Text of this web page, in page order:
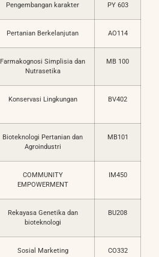
Pengembangan karakter PY 603
Pertanian Berkelanjutan AO114
Farmakognosi Simplisia dan
Nutrasetika
MB 100
Konservasi Lingkungan BV402
Bioteknologi Pertanian dan
Agroindustri
MB101
COMMUNITY
EMPOWERMENT
IM450
Rekayasa Genetika dan
bioteknologi
BU208
Sosial Marketing CO332